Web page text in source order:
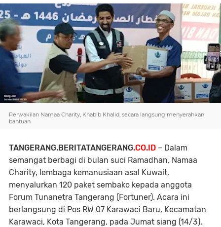
Perwakilan Namaa Charity, Khabib Khalid, secara langsung menyerahkan
bantuan
TANGERANG.BERITATANGERANG.CO.ID – Dalam
semangat berbagi di bulan suci Ramadhan, Namaa
Charity, lembaga kemanusiaan asal Kuwait,
menyalurkan 120 paket sembako kepada anggota
Forum Tunanetra Tangerang (Fortuner). Acara ini
berlangsung di Pos RW 07 Karawaci Baru, Kecamatan
Karawaci, Kota Tangerang, pada Jumat siang (14/3).